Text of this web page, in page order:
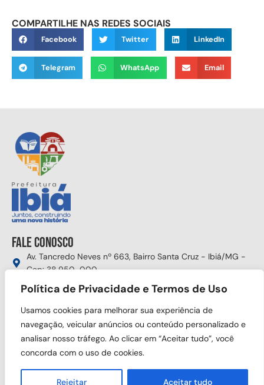
Política de Privacidade e Termos de Uso
Usamos cookies para melhorar sua experiência de
navegação, veicular anúncios ou conteúdo personalizado e
analisar nosso tráfego. Ao clicar em “Aceitar tudo”, você
concorda com o uso de cookies.
Rejeitar Aceitar tudo
COMPARTILHE NAS REDES SOCIAIS
Facebook Twitter LinkedIn
Telegram WhatsApp Email
Fale conosco
Av. Tancredo Neves nº 663, Bairro Santa Cruz - Ibiá/MG -
Cep: 38.950-000
(34) 3631-5750
Segunda à sexta das 8:00h às 17:30h
Siga nas redes sociais